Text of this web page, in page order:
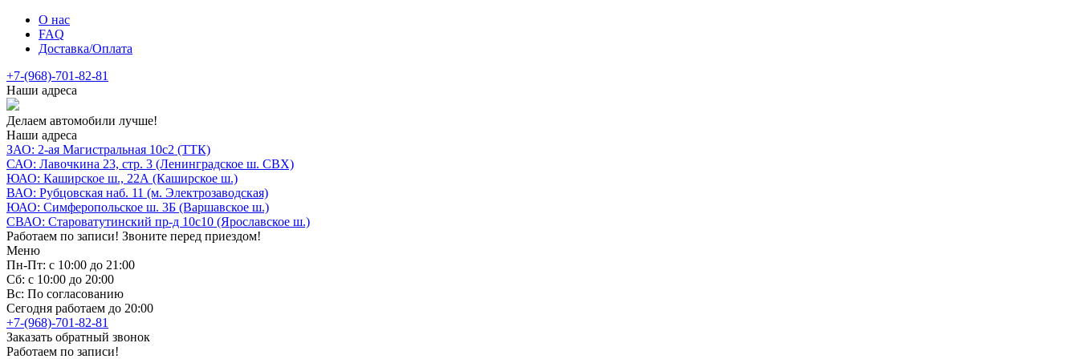
О нас
FAQ
Доставка/Оплата
+7-(968)-701-82-81
Наши адреса
Делаем автомобили лучше!
Наши адреса
ЗАО: 2-ая Магистральная 10с2 (ТТК)
САО: Лавочкина 23, стр. 3 (Ленинградское ш. СВХ)
ЮАО: Каширское ш., 22А (Каширское ш.)
ВАО: Рубцовская наб. 11 (м. Электрозаводская)
ЮАО: Симферопольское ш. 3Б (Варшавское ш.)
СВАО: Староватутинский пр-д 10с10 (Ярославское ш.)
Работаем по записи! Звоните перед приездом!
Меню
Пн-Пт: с 10:00 до 21:00
Сб: с 10:00 до 20:00
Вс: По согласованию
Сегодня работаем до 20:00
+7-(968)-701-82-81
Заказать обратный звонок
Работаем по записи!